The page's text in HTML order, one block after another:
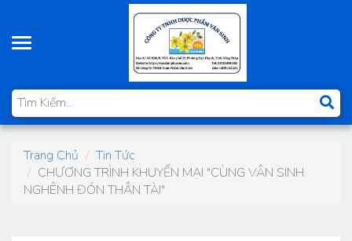
Toggle
Trang Chủ
Tin Tức
CHƯƠNG TRÌNH KHUYẾN MẠI "CÙNG VÂN SINH
NGHÊNH ĐÓN THẦN TÀI"